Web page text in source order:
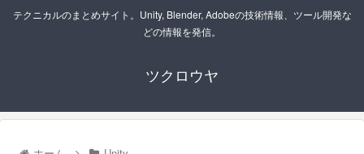
テクニカルのまとめサイト。Unity, Blender, Adobeの技術情報、ツール開発な
どの情報を発信。
ツクロウヤ